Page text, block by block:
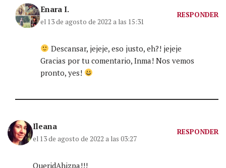
Enara I.
el 13 de agosto de 2022 a las 15:31
RESPONDER
Descansar, jejeje, eso justo, eh?! jejeje
Gracias por tu comentario, Inma! Nos vemos
pronto, yes!
Ileana
el 13 de agosto de 2022 a las 03:27
RESPONDER
QueridAhizpa!!!